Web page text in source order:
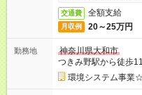
交通費 全額支給
月収例 20～25万円
勤務地
神奈川県大和市
つきみ野駅から徒歩
環境システム事業☆